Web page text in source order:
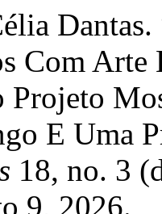
Com
Projeto
E Uma
18, no. 3
9, 2026.